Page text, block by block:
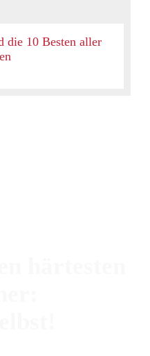
die 10 Besten aller